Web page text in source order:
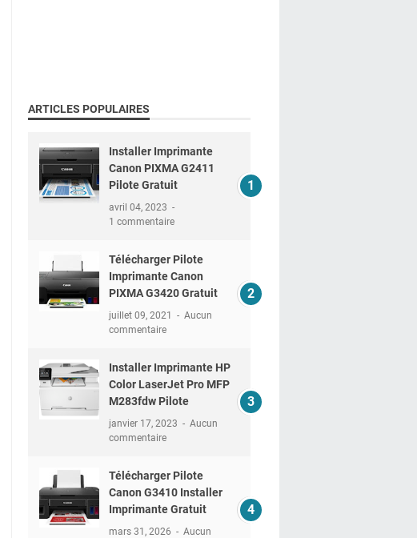
ARTICLES POPULAIRES
Installer Imprimante
Canon PIXMA G2411
Pilote Gratuit
avril 04, 2023
1 commentaire
Télécharger Pilote
Imprimante Canon
PIXMA G3420 Gratuit
juillet 09, 2021
Aucun
commentaire
Installer Imprimante HP
Color LaserJet Pro MFP
M283fdw Pilote
janvier 17, 2023
Aucun
commentaire
Télécharger Pilote
Canon G3410 Installer
Imprimante Gratuit
mars 31, 2026
Aucun